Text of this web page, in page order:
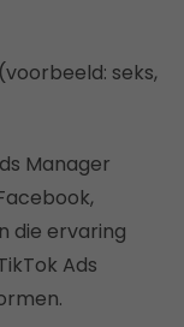
seks,
Manager
die ervaring
Ads